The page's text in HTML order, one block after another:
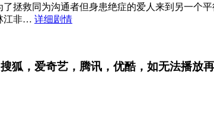
拯救同为沟通者但身患绝症的爱人来到另一个
江非… 详细剧情
狐，爱奇艺，腾讯，优酷， 如无法播放